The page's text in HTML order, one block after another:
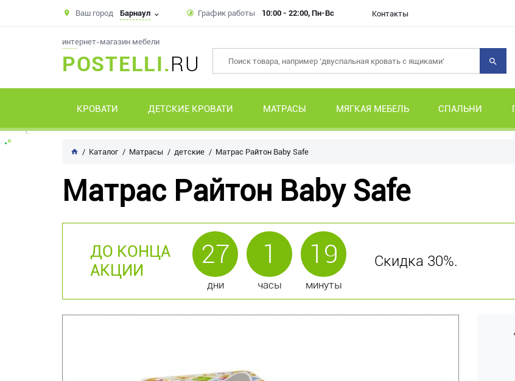
Ваш город Барнаул График работы 10:00 - 22:00, Пн-Вс Контакты
интернет-магазин мебели
POSTELLI.RU
КРОВАТИ ДЕТСКИЕ КРОВАТИ МАТРАСЫ МЯГКАЯ МЕБЕЛЬ СПАЛЬНИ
Каталог Матрасы детские Матрас Райтон Baby Safe
Матрас Райтон Baby Safe
ДО КОНЦА
АКЦИИ
27
дни
1
часы
19
минуты
Скидка 30%.